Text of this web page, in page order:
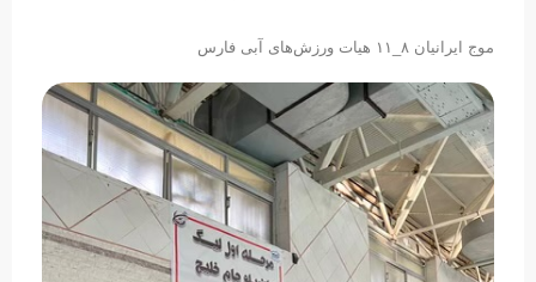
موج ایرانیان ٨_١١ هیات ورزش‌های آبی فارس